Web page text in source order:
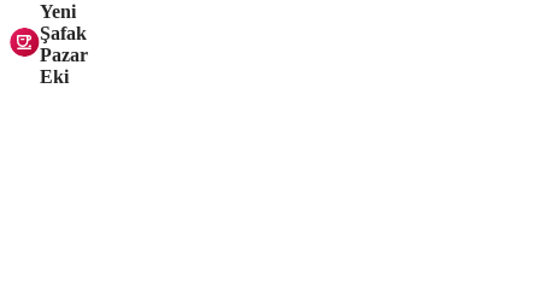
Yeni
Şafak
Pazar
Eki